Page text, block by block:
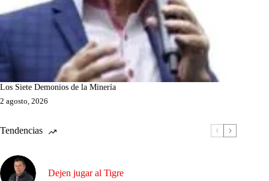
Los Siete Demonios de la Minería
2 agosto, 2026
Tendencias
Dejen jugar al Tigre